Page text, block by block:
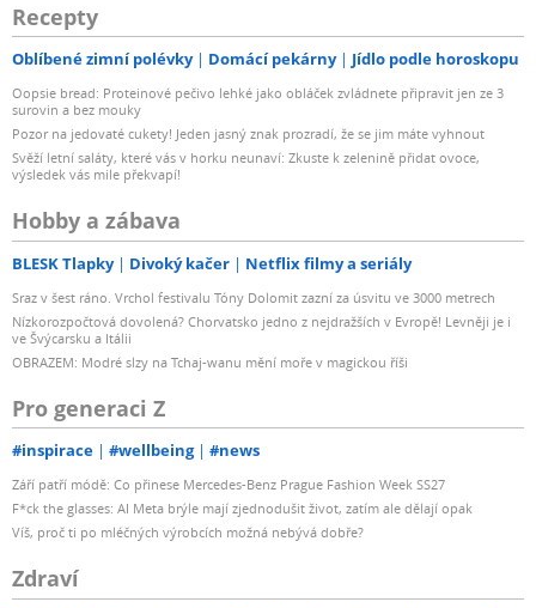
Recepty
Oblíbené zimní polévky Domácí pekárny Jídlo podle horoskopu
Oopsie bread: Proteinové pečivo lehké jako obláček zvládnete připravit jen ze 3
surovin a bez mouky
Pozor na jedovaté cukety! Jeden jasný znak prozradí, že se jim máte vyhnout
Svěží letní saláty, které vás v horku neunaví: Zkuste k zelenině přidat ovoce,
výsledek vás mile překvapí!
Hobby a zábava
BLESK Tlapky Divoký kačer Netflix filmy a seriály
Sraz v šest ráno. Vrchol festivalu Tóny Dolomit zazní za úsvitu ve 3000 metrech
Nízkorozpočtová dovolená? Chorvatsko jedno z nejdražších v Evropě! Levněji je i
ve Švýcarsku a Itálii
OBRAZEM: Modré slzy na Tchaj-wanu mění moře v magickou říši
Pro generaci Z
#inspirace #wellbeing #news
Září patří módě: Co přinese Mercedes-Benz Prague Fashion Week SS27
F*ck the glasses: AI Meta brýle mají zjednodušit život, zatím ale dělají opak
Víš, proč ti po mléčných výrobcích možná nebývá dobře?
Zdraví